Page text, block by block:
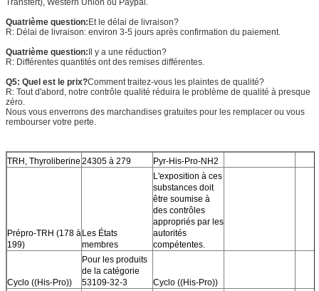
Quatrième question:Et le délai de livraison?
R: Délai de livraison: environ 3-5 jours après confirmation du paiement.
Quatrième question:Il y a une réduction?
R: Différentes quantités ont des remises différentes.
Q5: Quel est le prix?Comment traitez-vous les plaintes de qualité?
R: Tout d'abord, notre contrôle qualité réduira le problème de qualité à presque
zéro.
Nous vous enverrons des marchandises gratuites pour les remplacer ou vous
rembourser votre perte.
TRH, Thyroliberine 24305 à 279 Pyr-His-Pro-NH2
Prépro-TRH (178 à
199)
Les États
membres
L'exposition à ces
substances doit
être soumise à
des contrôles
appropriés par les
autorités
compétentes.
Cyclo ((His-Pro))
Pour les produits
de la catégorie
53109-32-3
Cyclo ((His-Pro))